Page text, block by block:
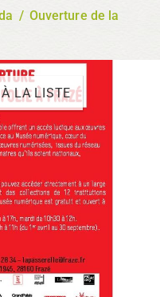
/ Ouverture de la
LA LISTE